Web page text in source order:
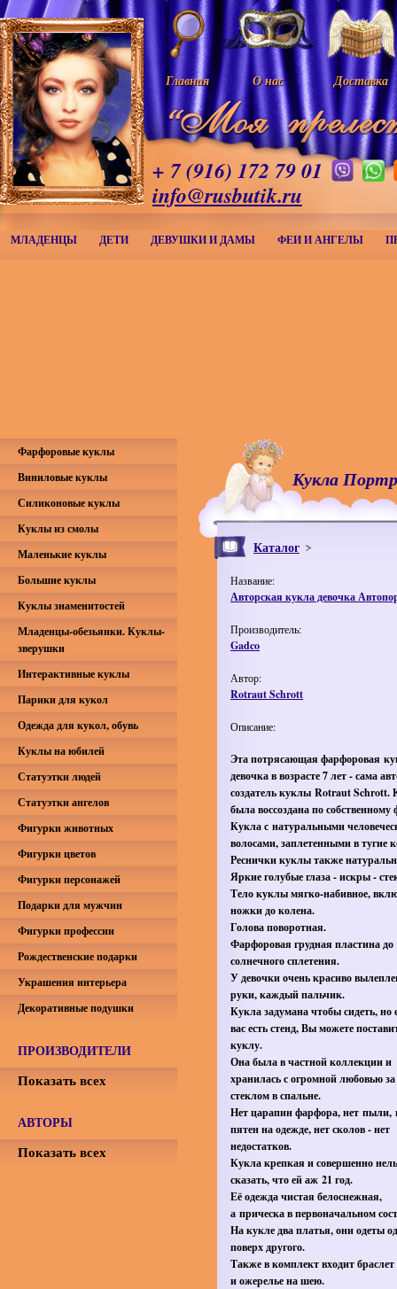
Главная О нас Доставка
+ 7 (916) 172 79 01
info@rusbutik.ru
МЛАДЕНЦЫ ДЕТИ ДЕВУШКИ И ДАМЫ ФЕИ И АНГЕЛЫ
Кукла
Каталог
Название:
Авторская кукла девочка
Производитель:
Gadco
Автор:
Rotraut Schrott
Описание:
Эта потрясающая фарфоровая
девочка в возрасте 7 лет - сама
создатель куклы Rotraut Schrott.
была воссоздана по собственному
Кукла с натуральными
волосами, заплетенными в тугие
Реснички куклы также
Яркие голубые глаза - искры -
Тело куклы мягко-набивное,
ножки до колена.
Голова поворотная.
Фарфоровая грудная пластина до
солнечного сплетения.
У девочки очень красиво
руки, каждый пальчик.
Кукла задумана чтобы сидеть, но
вас есть стенд, Вы можете
куклу.
Она была в частной коллекции и
хранилась с огромной любовью за
стеклом в спальне.
Нет царапин фарфора, нет пыли,
пятен на одежде, нет сколов - нет
недостатков.
Кукла крепкая и совершенно
сказать, что ей аж 21 год.
Её одежда чистая белоснежная,
а прическа в первоначальном
На кукле два платья, они одеты
поверх другого.
Также в комплект входит
и ожерелье на шею.
Фарфоровые куклы
Виниловые куклы
Силиконовые куклы
Куклы из смолы
Маленькие куклы
Большие куклы
Куклы знаменитостей
Младенцы-обезьянки. Куклы-
зверушки
Интерактивные куклы
Парики для кукол
Одежда для кукол, обувь
Куклы на юбилей
Статуэтки людей
Статуэтки ангелов
Фигурки животных
Фигурки цветов
Фигурки персонажей
Подарки для мужчин
Фигурки профессии
Рождественские подарки
Украшения интерьера
Декоративные подушки
ПРОИЗВОДИТЕЛИ
Показать всех
АВТОРЫ
Показать всех